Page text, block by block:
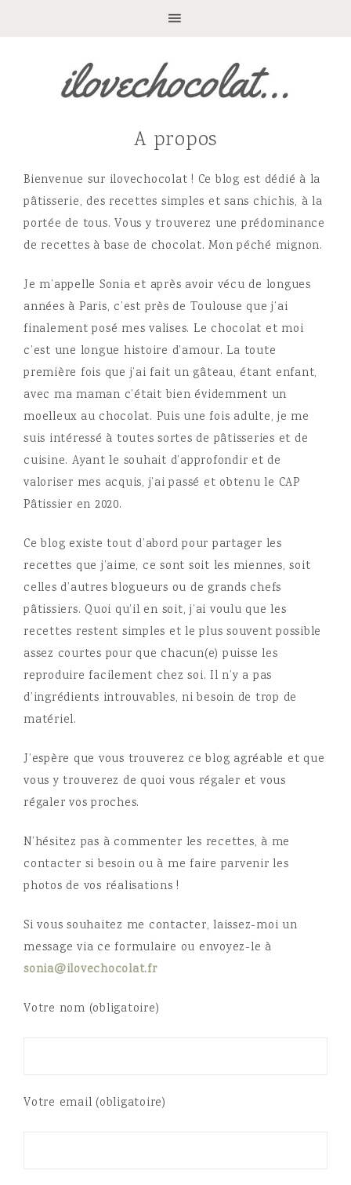
A propos
Bienvenue sur ilovechocolat ! Ce blog est dédié à la
pâtisserie, des recettes simples et sans chichis, à la
portée de tous. Vous y trouverez une prédominance
de recettes à base de chocolat. Mon péché mignon.
Je m’appelle Sonia et après avoir vécu de longues
années à Paris, c’est près de Toulouse que j’ai
finalement posé mes valises. Le chocolat et moi
c’est une longue histoire d’amour. La toute
première fois que j’ai fait un gâteau, étant enfant,
avec ma maman c’était bien évidemment un
moelleux au chocolat. Puis une fois adulte, je me
suis intéressé à toutes sortes de pâtisseries et de
cuisine. Ayant le souhait d’approfondir et de
valoriser mes acquis, j’ai passé et obtenu le CAP
Pâtissier en 2020.
Ce blog existe tout d’abord pour partager les
recettes que j’aime, ce sont soit les miennes, soit
celles d’autres blogueurs ou de grands chefs
pâtissiers. Quoi qu’il en soit, j’ai voulu que les
recettes restent simples et le plus souvent possible
assez courtes pour que chacun(e) puisse les
reproduire facilement chez soi. Il n’y a pas
d’ingrédients introuvables, ni besoin de trop de
matériel.
J’espère que vous trouverez ce blog agréable et que
vous y trouverez de quoi vous régaler et vous
régaler vos proches.
N’hésitez pas à commenter les recettes, à me
contacter si besoin ou à me faire parvenir les
photos de vos réalisations !
Si vous souhaitez me contacter, laissez-moi un
message via ce formulaire ou envoyez-le à
sonia@ilovechocolat.fr
Votre nom (obligatoire)
Votre email (obligatoire)